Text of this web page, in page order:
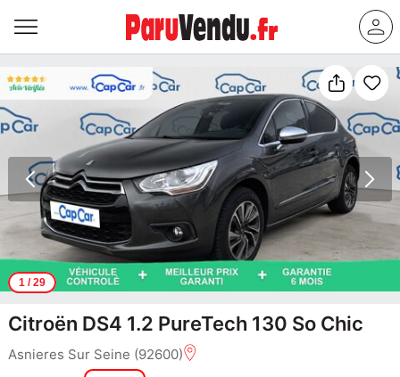
1/ 29
Citroën DS4 1.2 PureTech 130 So Chic
Asnieres Sur Seine (92600)